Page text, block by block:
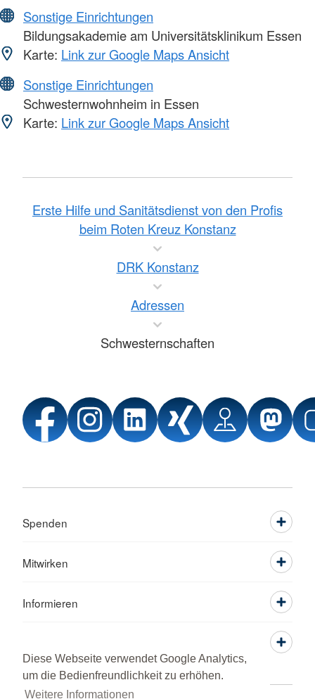
Diese Webseite verwendet Google Analytics,
um die Bedienfreundlichkeit zu erhöhen.
Weitere Informationen
Sonstige Einrichtungen
Bildungsakademie am Universitätsklinikum Essen
Karte: Link zur Google Maps Ansicht
Sonstige Einrichtungen
Schwesternwohnheim in Essen
Karte: Link zur Google Maps Ansicht
Erste Hilfe und Sanitätsdienst von den Profis
beim Roten Kreuz Konstanz
DRK Konstanz
Adressen
Schwesternschaften
Spenden
Mitwirken
Informieren